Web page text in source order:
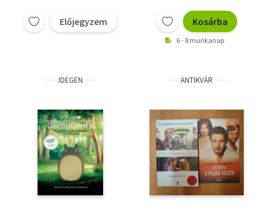
Előjegyzem Kosárba
6 - 8 munkanap
IDEGEN ANTIKVÁR